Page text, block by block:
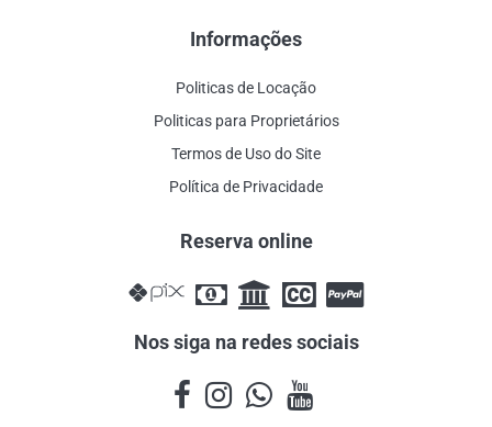
Informações
Politicas de Locação
Politicas para Proprietários
Termos de Uso do Site
Política de Privacidade
Reserva online
Nos siga na redes sociais